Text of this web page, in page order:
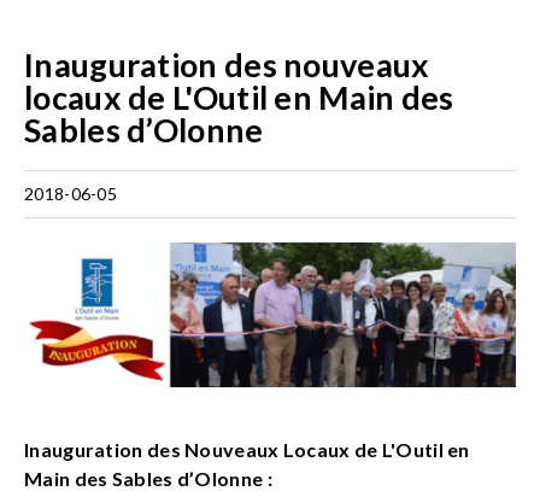
Inauguration des nouveaux
locaux de L'Outil en Main des
Sables d’Olonne
2018-06-05
Inauguration des Nouveaux Locaux de L'Outil en
Main des Sables d’Olonne :